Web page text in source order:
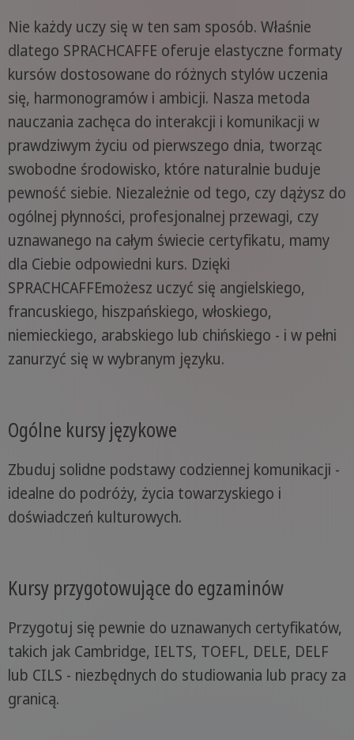
Nie każdy uczy się w ten sam sposób. Właśnie
dlatego SPRACHCAFFE oferuje elastyczne formaty
kursów dostosowane do różnych stylów uczenia
się, harmonogramów i ambicji. Nasza metoda
nauczania zachęca do interakcji i komunikacji w
prawdziwym życiu od pierwszego dnia, tworząc
swobodne środowisko, które naturalnie buduje
pewność siebie. Niezależnie od tego, czy dążysz do
ogólnej płynności, profesjonalnej przewagi, czy
uznawanego na całym świecie certyfikatu, mamy
dla Ciebie odpowiedni kurs. Dzięki
SPRACHCAFFEmożesz uczyć się angielskiego,
francuskiego, hiszpańskiego, włoskiego,
niemieckiego, arabskiego lub chińskiego - i w pełni
zanurzyć się w wybranym języku.
Ogólne kursy językowe
Zbuduj solidne podstawy codziennej komunikacji -
idealne do podróży, życia towarzyskiego i
doświadczeń kulturowych.
Kursy przygotowujące do egzaminów
Przygotuj się pewnie do uznawanych certyfikatów,
takich jak Cambridge, IELTS, TOEFL, DELE, DELF
lub CILS - niezbędnych do studiowania lub pracy za
granicą.